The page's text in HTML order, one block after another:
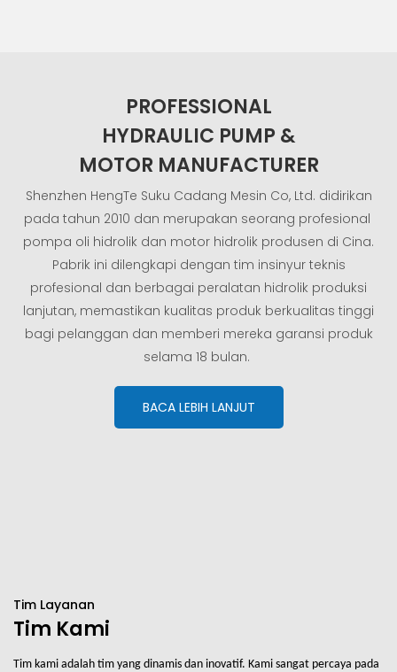
PROFESSIONAL
HYDRAULIC PUMP &
MOTOR MANUFACTURER
Shenzhen HengTe Suku Cadang Mesin Co, Ltd. didirikan
pada tahun 2010 dan merupakan seorang profesional
pompa oli hidrolik dan motor hidrolik produsen di Cina.
Pabrik ini dilengkapi dengan tim insinyur teknis
profesional dan berbagai peralatan hidrolik produksi
lanjutan, memastikan kualitas produk berkualitas tinggi
bagi pelanggan dan memberi mereka garansi produk
selama 18 bulan.
BACA LEBIH LANJUT
Tim Layanan
Tim Kami
Tim kami adalah tim yang dinamis dan inovatif. Kami sangat percaya pada